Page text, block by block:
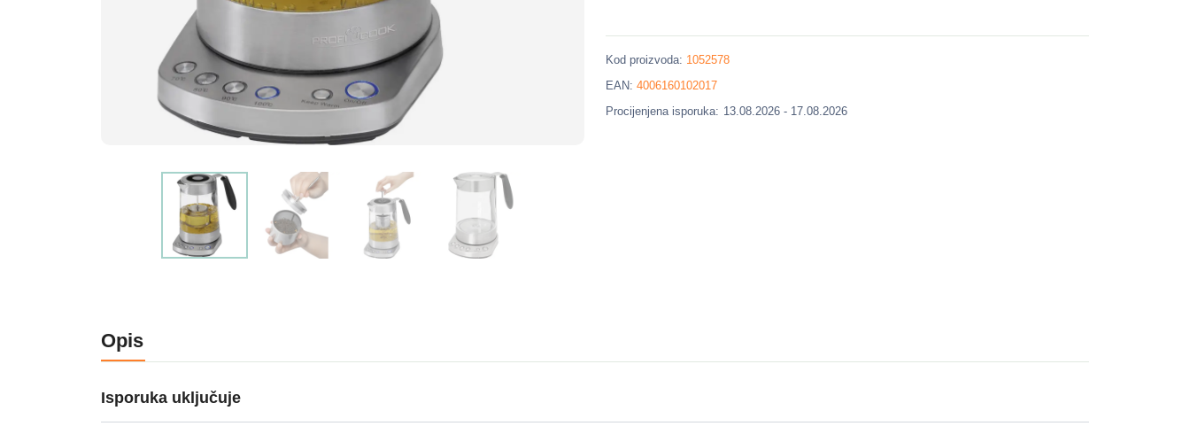
Kod proizvoda: 1052578
EAN: 4006160102017
Procijenjena isporuka: 13.08.2026 - 17.08.2026
Opis
Isporuka uključuje